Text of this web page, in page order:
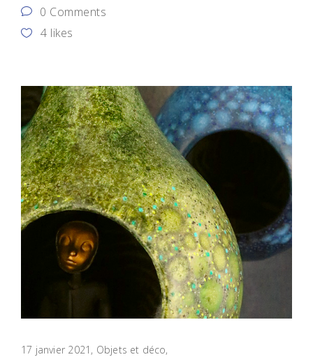
0 Comments
4 likes
17 janvier 2021
Objets et déco